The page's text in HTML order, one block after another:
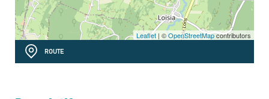
Leaflet | ©OpenStreetMapcontributors
ROUTE